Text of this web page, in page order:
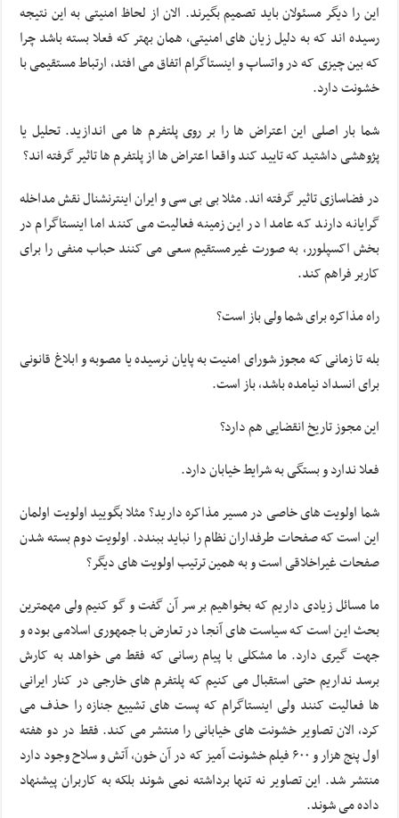
این را دیگر مسئولان باید تصمیم بگیرند. الان از لحاظ امنیتی به این نتیجه
رسیده اند که به دلیل زیان های امنیتی، همان بهتر که فعلا بسته باشد چرا
که بین چیزی که در واتساپ و اینستاگرام اتفاق می افتد، ارتباط مستقیمی با
خشونت دارد.
شما بار اصلی این اعتراض ها را بر روی پلتفرم ها می اندازید. تحلیل یا
پژوهشی داشتید که تایید کند واقعا اعتراض ها از پلتفرم ها تاثیر گرفته اند؟
در فضاسازی تاثیر گرفته اند. مثلا بی بی سی و ایران اینترنشنال نقش مداخله
گرایانه دارند که عامدا در این زمینه فعالیت می کنند اما اینستاگرام در
بخش اکسپلورر، به صورت غیرمستقیم سعی می کنند حباب منفی را برای
کاربر فراهم کند.
راه مذاکره برای شما ولی باز است؟
بله تا زمانی که مجوز شورای امنیت به پایان نرسیده یا مصوبه و ابلاغ قانونی
برای انسداد نیامده باشد، باز است.
این مجوز تاریخ انقضایی هم دارد؟
فعلا ندارد و بستگی به شرایط خیابان دارد.
شما اولویت های خاصی در مسیر مذاکره دارید؟ مثلا بگویید اولویت اولمان
این است که صفحات طرفداران نظام را نباید ببندد. اولویت دوم بسته شدن
صفحات غیراخلاقی است و به همین ترتیب اولویت های دیگر؟
ما مسائل زیادی داریم که بخواهیم بر سر آن گفت و گو کنیم ولی مهمترین
بحث این است که سیاست های آنجا در تعارض با جمهوری اسلامی بوده و
جهت گیری دارد. ما مشکلی با پیام رسانی که فقط می خواهد به کارش
برسد نداریم حتی استقبال می کنیم که پلتفرم های خارجی در کنار ایرانی
ها فعالیت کنند ولی اینستاگرام که پست های تشییع جنازه را حذف می
کرد، الان تصاویر خشونت های خیابانی را منتشر می کند. فقط در دو هفته
اول پنج هزار و ۶۰۰ فیلم خشونت آمیز که در آن خون، آتش و سلاح وجود دارد
منتشر شد. این تصاویر نه تنها برداشته نمی شوند بلکه به کاربران پیشنهاد
داده می شوند.